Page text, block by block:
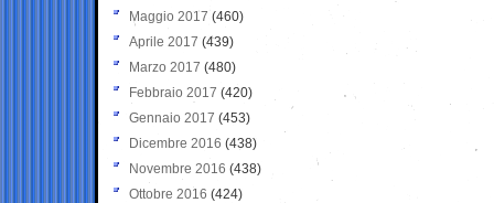
Maggio 2017 (460)
Aprile 2017 (439)
Marzo 2017 (480)
Febbraio 2017 (420)
Gennaio 2017 (453)
Dicembre 2016 (438)
Novembre 2016 (438)
Ottobre 2016 (424)